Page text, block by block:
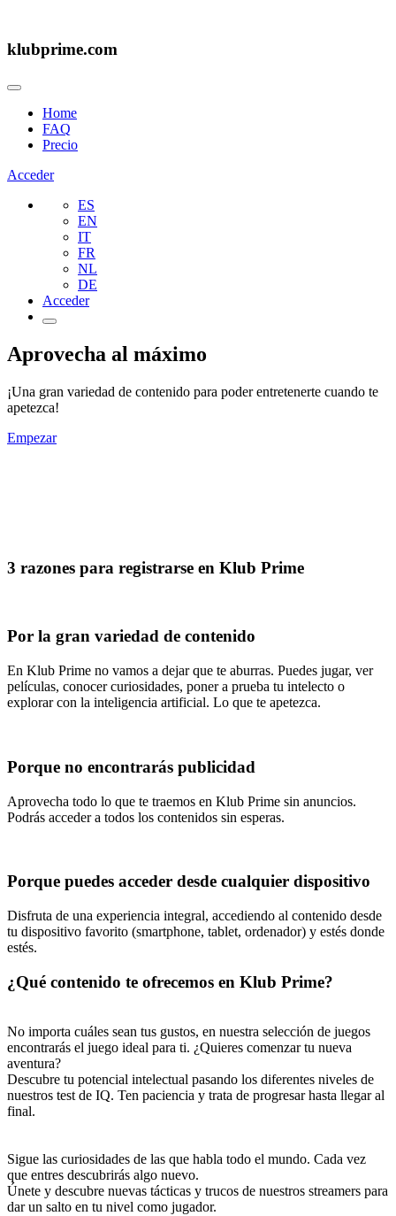
klubprime.com
Home
FAQ
Precio
Acceder
ES
EN
IT
FR
NL
DE
Acceder
Aprovecha al máximo
¡Una gran variedad de contenido para poder entretenerte cuando te
apetezca!
Empezar
3 razones para registrarse en Klub Prime
Por la gran variedad de contenido
En Klub Prime no vamos a dejar que te aburras. Puedes jugar, ver
películas, conocer curiosidades, poner a prueba tu intelecto o
explorar con la inteligencia artificial. Lo que te apetezca.
Porque no encontrarás publicidad
Aprovecha todo lo que te traemos en Klub Prime sin anuncios.
Podrás acceder a todos los contenidos sin esperas.
Porque puedes acceder desde cualquier dispositivo
Disfruta de una experiencia integral, accediendo al contenido desde
tu dispositivo favorito (smartphone, tablet, ordenador) y estés donde
estés.
¿Qué contenido te ofrecemos en Klub Prime?
No importa cuáles sean tus gustos, en nuestra selección de juegos
encontrarás el juego ideal para ti. ¿Quieres comenzar tu nueva
aventura?
Descubre tu potencial intelectual pasando los diferentes niveles de
nuestros test de IQ. Ten paciencia y trata de progresar hasta llegar al
final.
Sigue las curiosidades de las que habla todo el mundo. Cada vez
que entres descubrirás algo nuevo.
Únete y descubre nuevas tácticas y trucos de nuestros streamers para
dar un salto en tu nivel como jugador.